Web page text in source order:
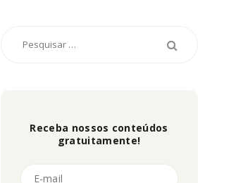
Receba nossos conteúdos
gratuitamente!